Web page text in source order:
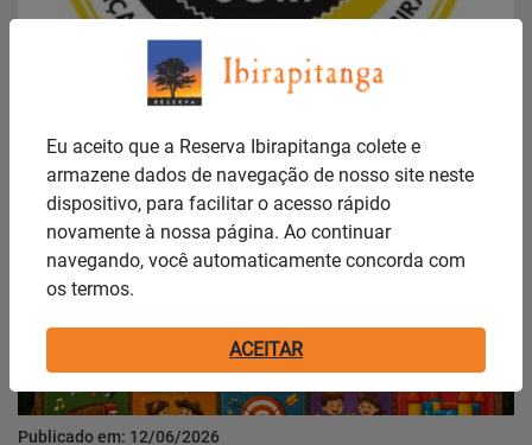
Publicado em: 15/06/2026
SORI divulga relatório de segurança de Maio
Notícias
Publicado em: 12/06/2026
Eu aceito que a Reserva Ibirapitanga colete e
armazene dados de navegação de nosso site neste
dispositivo, para facilitar o acesso rápido
novamente à nossa página. Ao continuar
navegando, você automaticamente concorda com
os termos.
ACEITAR